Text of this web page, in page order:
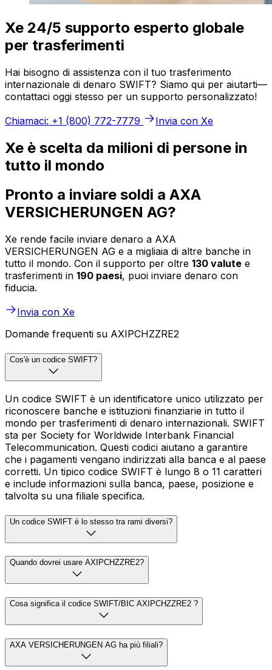
Xe 24/5 supporto esperto globale
per trasferimenti
Hai bisogno di assistenza con il tuo trasferimento
internazionale di denaro SWIFT? Siamo qui per aiutarti—
contattaci oggi stesso per un supporto personalizzato!
Chiamaci: +1 (800) 772-7779
Invia con Xe
Xe è scelta da milioni di persone in
tutto il mondo
Pronto a inviare soldi a AXA
VERSICHERUNGEN AG?
Xe rende facile inviare denaro a AXA
VERSICHERUNGEN AG e a migliaia di altre banche in
tutto il mondo. Con il supporto per oltre 130 valute e
trasferimenti in 190 paesi, puoi inviare denaro con
fiducia.
Invia con Xe
Domande frequenti su AXIPCHZZRE2
Cos'è un codice SWIFT?
Un codice SWIFT è un identificatore unico utilizzato per
riconoscere banche e istituzioni finanziarie in tutto il
mondo per trasferimenti di denaro internazionali. SWIFT
sta per Society for Worldwide Interbank Financial
Telecommunication. Questi codici aiutano a garantire
che i pagamenti vengano indirizzati alla banca e al paese
corretti. Un tipico codice SWIFT è lungo 8 o 11 caratteri
e include informazioni sulla banca, paese, posizione e
talvolta su una filiale specifica.
Un codice SWIFT è lo stesso tra rami diversi?
Quando dovrei usare AXIPCHZZRE2?
Cosa significa il codice SWIFT/BIC AXIPCHZZRE2 ?
AXA VERSICHERUNGEN AG ha più filiali?